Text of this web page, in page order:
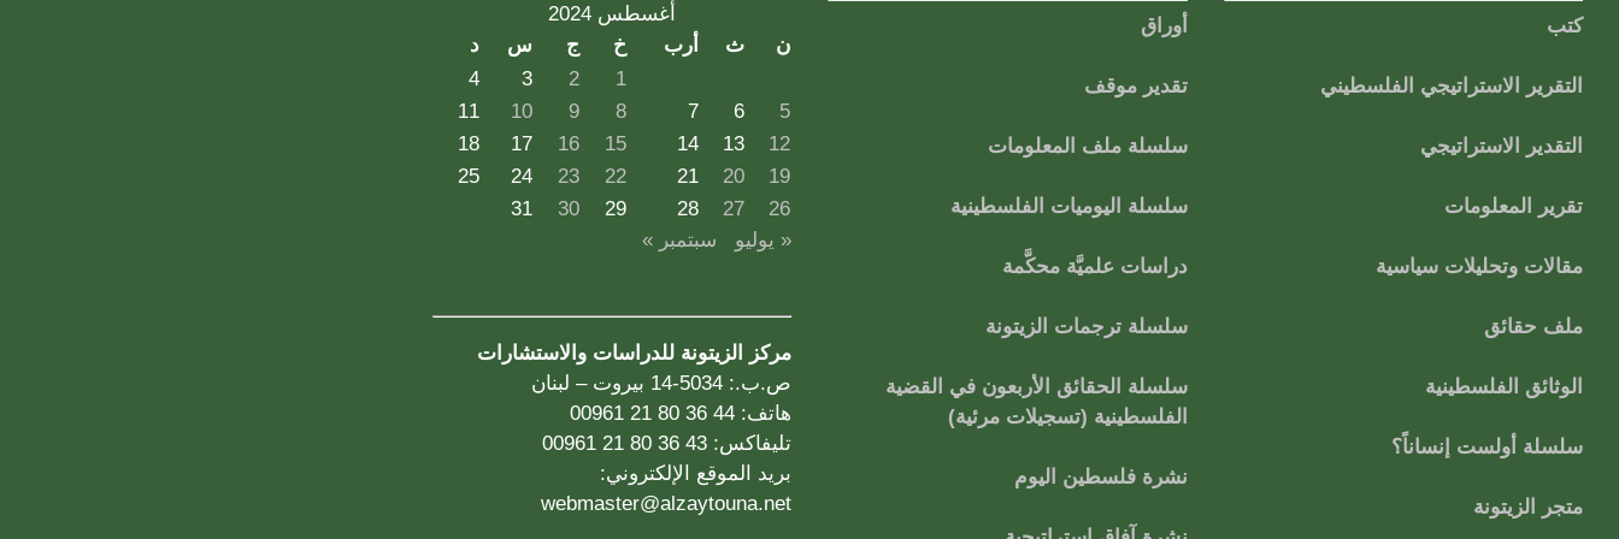
كتب
التقرير الاستراتيجي الفلسطيني
التقدير الاستراتيجي
تقرير المعلومات
مقالات وتحليلات سياسية
ملف حقائق
الوثائق الفلسطينية
سلسلة أولست إنساناً؟
متجر الزيتونة
أوراق
تقدير موقف
سلسلة ملف المعلومات
سلسلة اليوميات الفلسطينية
دراسات علميَّة محكَّمة
سلسلة ترجمات الزيتونة
سلسلة الحقائق الأربعون في القضية
الفلسطينية (تسجيلات مرئية)
نشرة فلسطين اليوم
أغسطس 2024
ن
ث أرب خ ج س
د
1
2
3
4
5
6
7
8
9
10
11
12
13
14
15
16
17
18
19
20
21
22
23
24
25
26
27
28
29
30
31
« يوليو
سبتمبر »
مركز الزيتونة للدراسات والاستشارات
ص.ب.: 5034-14 بيروت – لبنان
هاتف: 44 36 80 21 00961
تليفاكس: 43 36 80 21 00961
بريد الموقع الإلكتروني:
webmaster@alzaytouna.net